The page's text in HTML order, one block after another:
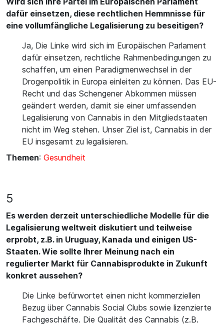
dafür einsetzen, diese rechtlichen Hemmnisse für
eine vollumfängliche Legalisierung zu beseitigen?
Ja, Die Linke wird sich im Europäischen Parlament
dafür einsetzen, rechtliche Rahmenbedingungen zu
schaffen, um einen Paradigmenwechsel in der
Drogenpolitik in Europa einleiten zu können. Das EU-
Recht und das Schengener Abkommen müssen
geändert werden, damit sie einer umfassenden
Legalisierung von Cannabis in den Mitgliedstaaten
nicht im Weg stehen. Unser Ziel ist, Cannabis in der
EU insgesamt zu legalisieren.
Themen: Gesundheit
5
Es werden derzeit unterschiedliche Modelle für die
Legalisierung weltweit diskutiert und teilweise
erprobt, z.B. in Uruguay, Kanada und einigen US-
Staaten. Wie sollte Ihrer Meinung nach ein
regulierter Markt für Cannabisprodukte in Zukunft
konkret aussehen?
Die Linke befürwortet einen nicht kommerziellen
Bezug über Cannabis Social Clubs sowie lizenzierte
Fachgeschäfte. Die Qualität des Cannabis (z.B.